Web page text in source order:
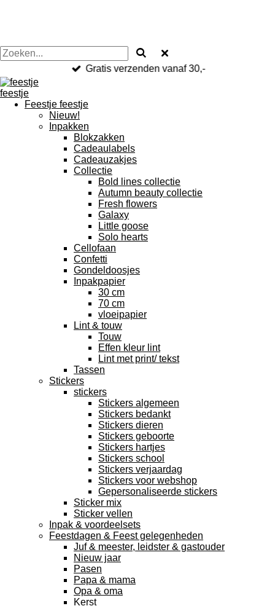
Gratis verzenden vanaf 30,-
Feestje feestje
Nieuw!
Inpakken
Blokzakken
Cadeaulabels
Cadeauzakjes
Collectie
Bold lines collectie
Autumn beauty collectie
Fresh flowers
Galaxy
Little goose
Solo hearts
Cellofaan
Confetti
Gondeldoosjes
Inpakpapier
30 cm
70 cm
vloeipapier
Lint & touw
Touw
Effen kleur lint
Lint met print/ tekst
Tassen
Stickers
stickers
Stickers algemeen
Stickers bedankt
Stickers dieren
Stickers geboorte
Stickers hartjes
Stickers school
Stickers verjaardag
Stickers voor webshop
Gepersonaliseerde stickers
Sticker mix
Sticker vellen
Inpak & voordeelsets
Feestdagen & Feest gelegenheden
Juf & meester, leidster & gastouder
Nieuw jaar
Pasen
Papa & mama
Opa & oma
Kerst